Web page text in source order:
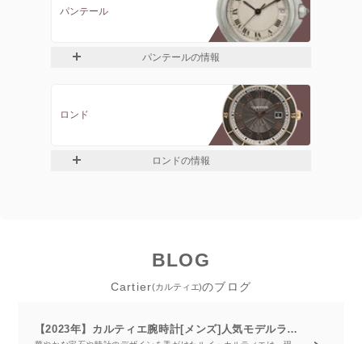
パンテール
パンテールの情報
ロンド
ロンドの情報
BLOG
Cartier(カルティエ)のブログ
【2023年】カルティエ腕時計[メンズ]人気モデルランキング